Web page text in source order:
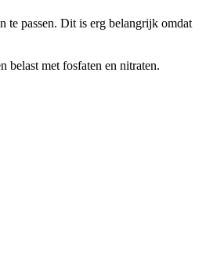
te passen. Dit is erg belangrijk omdat
met fosfaten en nitraten.